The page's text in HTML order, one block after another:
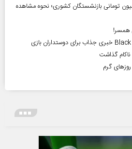
وام ضروری ۷۵ میلیون تومانی بازنشستگان کشوری؛ نحوه مشاهده
همسر!
گذاشت
گرم